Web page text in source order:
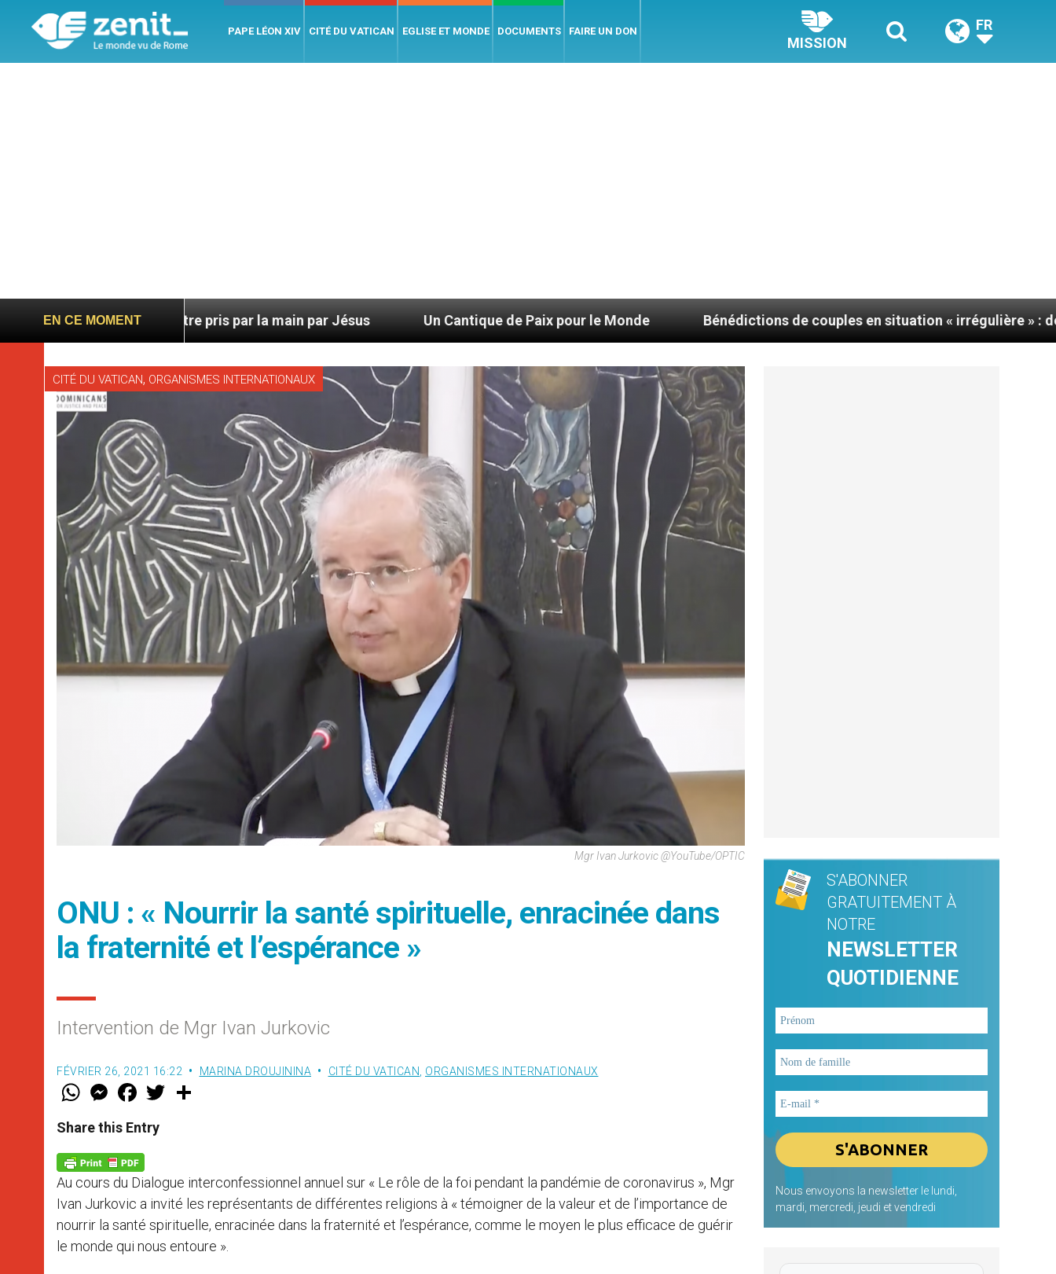
PAPE LÉON XIV CITÉ DU VATICAN EGLISE ET MONDE DOCUMENTS FAIRE UN DON
MISSION
FR
EN CE MOMENT
c’est d’être pris par la main par Jésus Un Cantique de Paix pour le Monde Bénédictions de couples en situation « irrégulière » : des prêtres
CITÉ DU VATICAN, ORGANISMES INTERNATIONAUX
Mgr Ivan Jurkovic @YouTube/OPTIC
ONU : « Nourrir la santé spirituelle, enracinée dans
la fraternité et l’espérance »
Intervention de Mgr Ivan Jurkovic
FÉVRIER 26, 2021 16:22 MARINA DROUJININA CITÉ DU VATICAN, ORGANISMES INTERNATIONAUX
W
t
s
A
p
p
M
e
s
e
n
g
e
r
F
a
e
b
o
k
w
Share this Entry
Au cours du Dialogue interconfessionnel annuel sur « Le rôle de la foi pendant la pandémie de coronavirus », Mgr
Ivan Jurkovic a invité les représentants de différentes religions à « témoigner de la valeur et de l’importance de
nourrir la santé spirituelle, enracinée dans la fraternité et l’espérance, comme le moyen le plus efficace de guérir
le monde qui nous entoure ».
S'ABONNER
GRATUITEMENT À
NOTRE
NEWSLETTER
QUOTIDIENNE
Nous envoyons la newsletter le lundi,
mardi, mercredi, jeudi et vendredi